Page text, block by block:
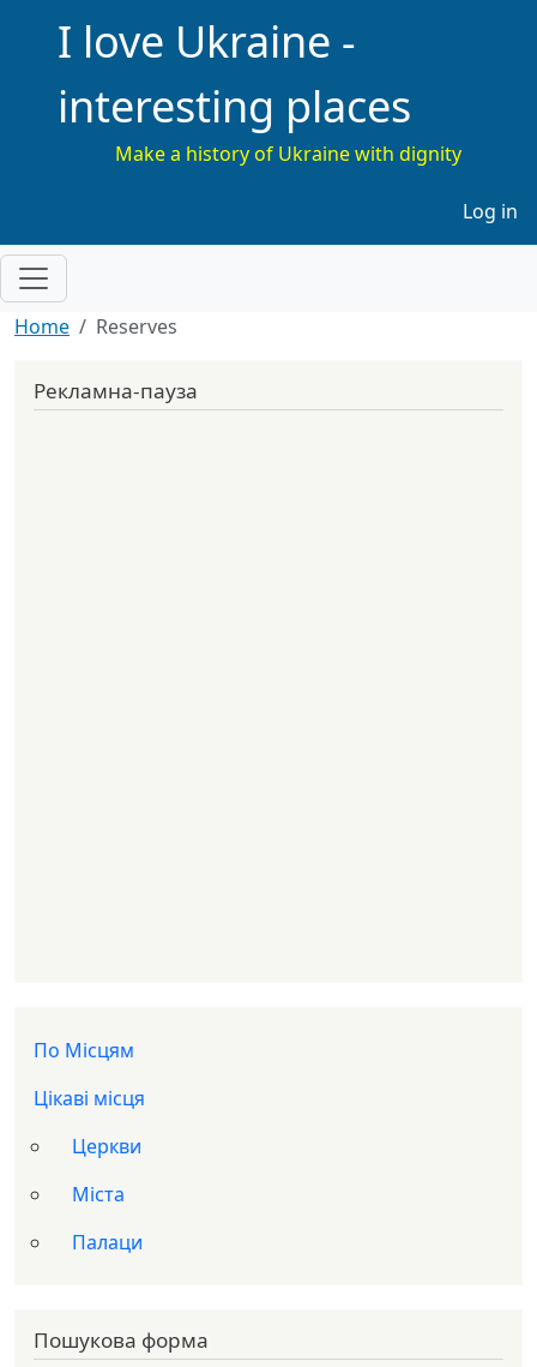
I love Ukraine -
interesting places
Make a history of Ukraine with dignity
Log in
Home Reserves
Рекламна-пауза
По Місцям
Цікаві місця
Церкви
Міста
Палаци
Пошукова форма